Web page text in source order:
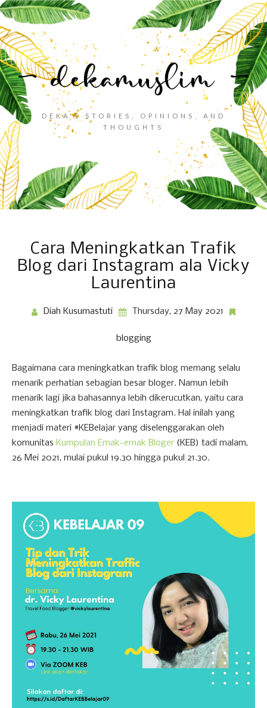
DEKA'S STORIES, OPINIONS, AND
THOUGHTS
Cara Meningkatkan Trafik
Blog dari Instagram ala Vicky
Laurentina
Diah Kusumastuti Thursday, 27 May 2021
blogging
Bagaimana cara meningkatkan trafik blog memang selalu
menarik perhatian sebagian besar bloger. Namun lebih
menarik lagi jika bahasannya lebih dikerucutkan, yaitu cara
meningkatkan trafik blog dari Instagram. Hal inilah yang
menjadi materi #KEBelajar yang diselenggarakan oleh
komunitas Kumpulan Emak-emak Bloger (KEB) tadi malam,
26 Mei 2021, mulai pukul 19.30 hingga pukul 21.30.